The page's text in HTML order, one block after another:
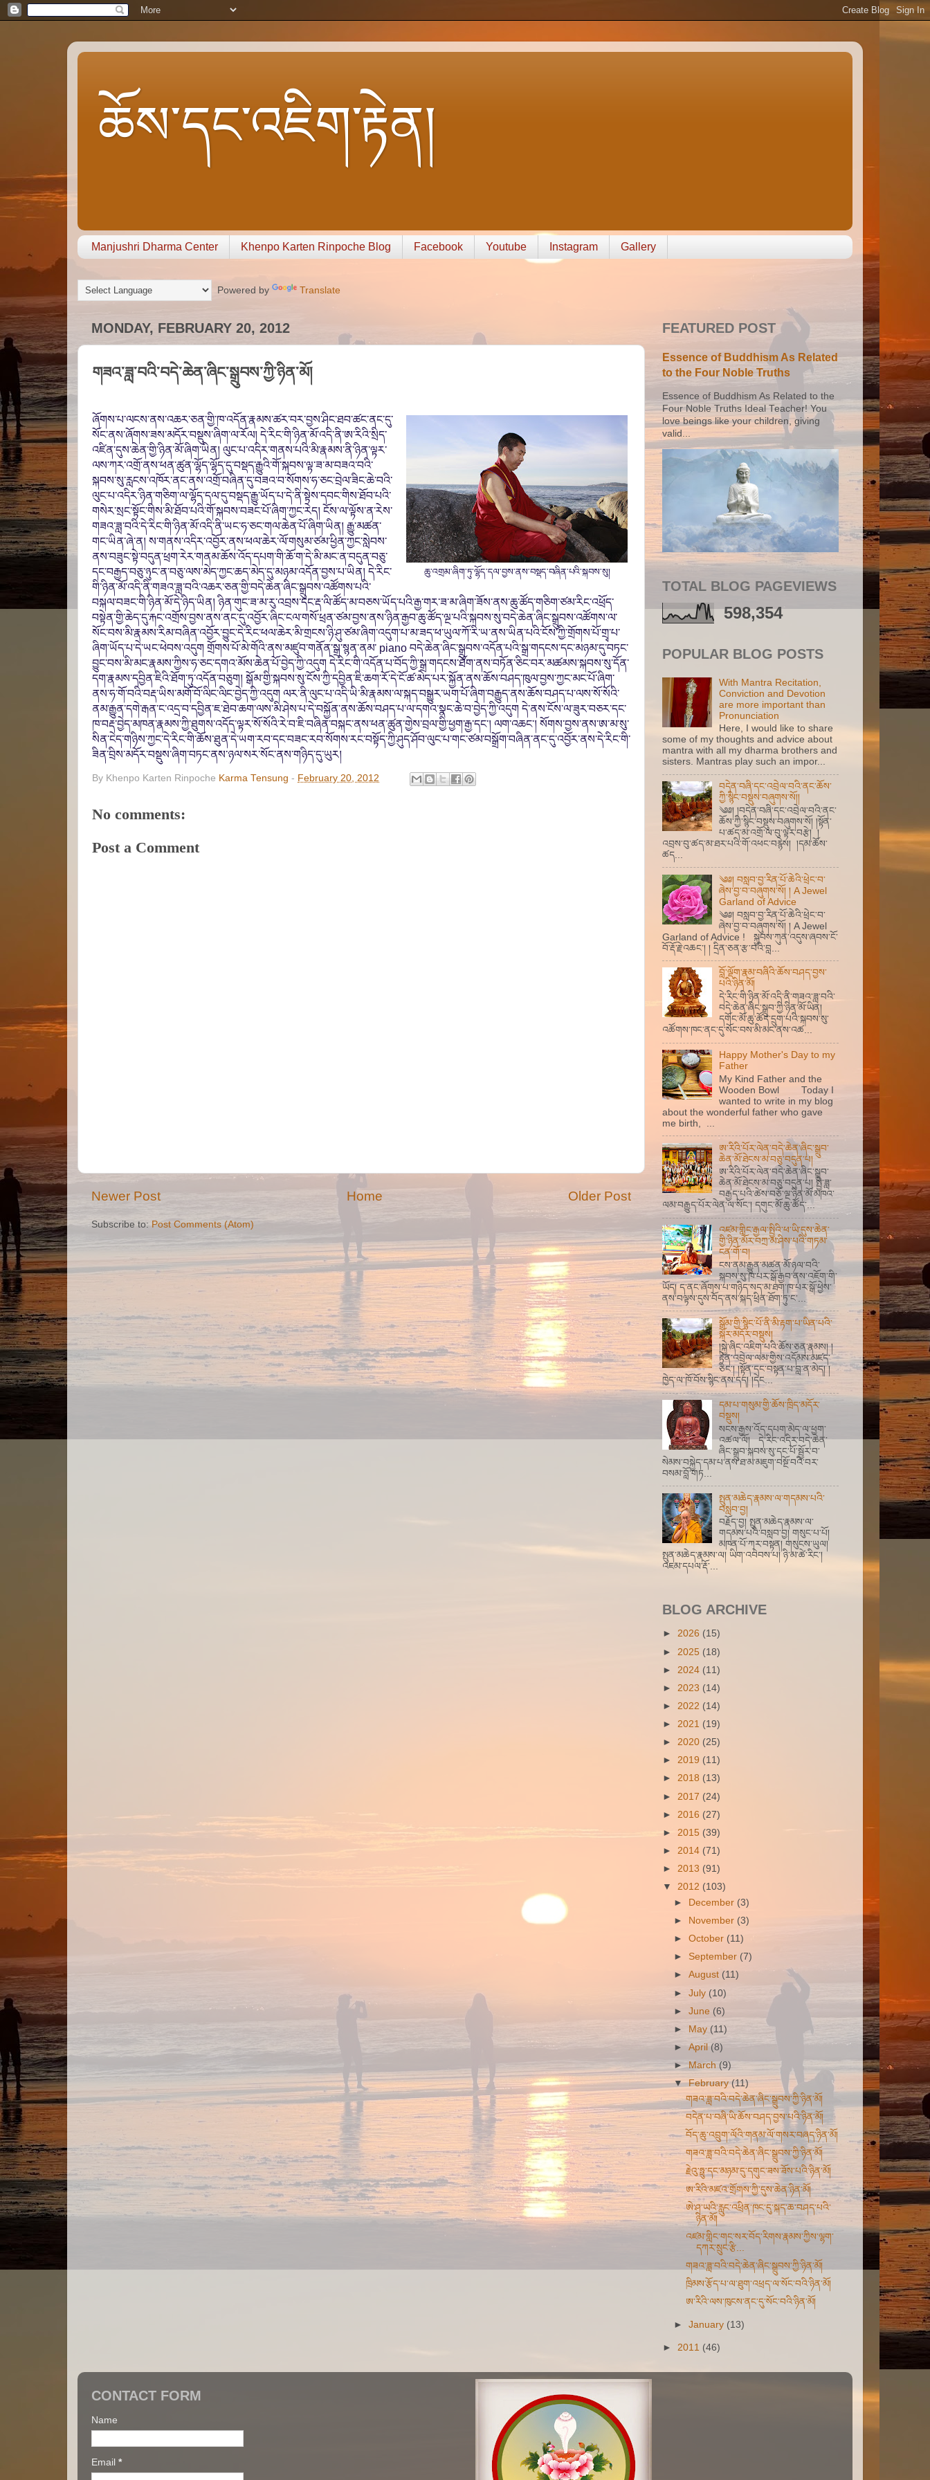
ཆོས་དང་འཇིག་རྟེན།
Manjushri Dharma Center Khenpo Karten Rinpoche Blog Facebook Youtube Instagram Gallery
Powered by Translate
MONDAY, FEBRUARY 20, 2012
གཟའ་ཟླ་བའི་བདེ་ཆེན་ཞིང་སྒྲུབས་ཀྱི་ཉིན་མོ།
ཆུ་འགྲམ་ཞིག་ཏུ་ལྷོད་དལ་བྱས་ནས་བསྡད་བཞིན་པའི་སྐབས་སུ།
ཞོགས་པ་ལངས་ནས་འཆར་ཅན་གྱི་ཁ་འདོན་རྣམས་ཚར་བར་བྱས་ཤིང་ཐབ་ཚང་ནང་དུ་
སོང་ནས་ཞོགས་ཟས་མདོར་བསྡུས་ཞིག་ལ་རོལ། དེ་རིང་གི་ཉིན་མོ་འདི་ནི་ཨ་རིའི་སྲིད་
འཛིན་དུས་ཆེན་གྱི་ཉིན་མོ་ཞིག་ཡིན། ལུང་པ་འདིར་གནས་པའི་མི་རྣམས་ནི་ཉིན་ལྟར་
ལས་ཀར་འགྲོ་ནས་ཕན་ཚུན་ལྷོད་ལྷོད་དུ་བསྡད་རྒྱུའི་གོ་སྐབས་ལྟ་ཟ་མ་བཟའ་བའི་
སྐབས་སུ་རླངས་འཁོར་ནང་ནས་འགྲོ་བཞིན་དུ་བཟའ་བ་སོགས་ཧ་ཅང་བྲེལ་ཟིང་ཆེ་བའི་
ལུང་པ་འདིར་ཉིན་གཅིག་ལ་ལྷོད་དལ་དུ་བསྡད་རྒྱུ་ཡོད་པ་དེ་ནི་སྟེས་དབང་གིས་ཐོབ་པའི་
གསེར་སྲང་སྟོང་གིས་མི་ཐོབ་པའི་གོ་སྐབས་བཟང་པོ་ཞིག་ཀྱང་རེད། ངོས་ལ་ལྟོས་ན་རེས་
གཟའ་ཟླ་བའི་དེ་རིང་གི་ཉིན་མོ་འདི་ནི་ཡང་ཧ་ཅང་གལ་ཆེན་པོ་ཞིག་ཡིན། རྒྱུ་མཚན་
གང་ཡིན་ཞེ་ན། ས་གནས་འདིར་འབྱོར་ནས་ཕལ་ཆེར་ལོ་གསུམ་ཙམ་ཕྱིན་ཀྱང་སླེབས་
ནས་བཟུང་སྟེ་བདུན་ཕྲག་རེར་གནམ་ཆོས་འོད་དཔག་གི་ཆོ་ག་དེ་མི་མང་ན་བདུན་བཅུ་
དང་བརྒྱད་བཅུ་ཉུང་ན་བཅུ་ལས་མེད་ཀྱང་ཆད་མེད་དུ་མཉམ་འདོན་བྱས་པ་ཡིན། དེ་རིང་
གི་ཉིན་མོ་འདི་ནི་གཟའ་ཟླ་བའི་འཆར་ཅན་གྱི་བདེ་ཆེན་ཞིང་སྒྲུབས་འཚོགས་པའི་
བསྐལ་བཟང་གི་ཉིན་མོ་དེ་ཉིད་ཡིན། ཉིན་གུང་ཟ་མ་རུ་འབྲས་དང་རྡ་ལི་ཚོད་མ་བཅས་ཡོད་པའི་རྒྱ་གར་ཟ་མ་ཞིག་ཟོས་ནས་ཆུ་ཚོད་གཅིག་ཙམ་རིང་འཕྲོད་
བསྟེན་གྱི་ཆེད་དུ་རྐང་འགྲོས་བྱས་ནས་ནང་དུ་འབྱོར་ཞིང་ངལ་གསོ་ཕྲན་ཙམ་བྱས་ནས་ཉིན་རྒྱབ་ཆུ་ཚོད་ལྔ་པའི་སྐབས་སུ་བདེ་ཆེན་ཞིང་སྒྲུབས་འཚོགས་ལ་
སོང་བས་མི་རྣམས་རིམ་བཞིན་འབྱོར་བྱུང་དེ་རིང་ཕལ་ཆེར་མི་གྲངས་ཉི་ཤུ་ཙམ་ཞིག་འདུག་པ་མ་ཟད་ཕ་ཡུལ་ཀོ་རི་ཡ་ནས་ཡིན་པའི་ངོས་ཀྱི་གྲོགས་པོ་གྲྭ་པ་
ཞིག་ཡོད་པ་དེ་ཡང་ཕེབས་འདུག གྲོགས་པོ་མེ་གོའི་ནས་མཛུབ་གནོན་སྒྲ་སྙན་ནམ་ piano བདེ་ཆེན་ཞིང་སྒྲུབས་འདོན་པའི་སྒྲ་གདངས་དང་མཉམ་དུ་བཏང་
བྱུང་བས་མི་མང་རྣམས་ཀྱིས་ཧ་ཅང་དགའ་མོས་ཆེན་པོ་བྱེད་ཀྱི་འདུག དེ་རིང་གི་འདོན་པ་བོད་ཀྱི་སྒྲ་གདངས་ཐོག་ནས་བཏོན་ཅིང་བར་མཚམས་སྐབས་སུ་དོན་
དག་རྣམས་དབྱིན་ཇིའི་ཐོག་ཏུ་འདོན་བཅུག། སྒོམ་གྱི་སྐབས་སུ་ངོས་ཀྱི་དབྱིན་ཇི་ཆག་རོ་དེ་ངོ་ཚ་མེད་པར་སྐྱོན་ནས་ཆོས་བཤད་ཁུལ་བྱས་ཀྱང་མང་པོ་ཞིག་
ནས་ཧ་གོ་བའི་བརྡ་ཡིས་མགོ་བོ་ལིང་ལིང་བྱེད་ཀྱི་འདུག ལར་ནི་ལུང་པ་འདི་ཡི་མི་རྣམས་ལ་སྐད་བསྒྱུར་ཡག་པོ་ཞིག་བརྒྱུད་ནས་ཆོས་བཤད་པ་ལས་སོ་སོའི་
ནམ་རྒྱུན་དགེ་རྒན་ང་འདྲ་བ་དབྱིན་ཇ་ཐེབ་ཆག་ལས་མི་ཤེས་པ་དེ་བསྐྱོན་ནས་ཆོས་བཤད་པ་ལ་དགའ་སྣང་ཆེ་བ་བྱེད་ཀྱི་འདུག དེ་ནས་ངོས་ལ་ཟུར་བཅར་དང་
ཁ་བརྡ་བྱེད་མཁན་རྣམས་ཀྱི་ཐུགས་འདོད་ལྟར་སོ་སོའི་རེ་བ་ཇི་བཞིན་བསྐང་ནས་ཕན་ཚུན་གྱེས་བྲལ་གྱི་ཕྱག་རྒྱ་དང་། ལག་འཆང་། སོགས་བྱས་ནས་ཨ་མ་སུ་
སིན་ངེད་གཉིས་ཀྱང་དེ་རིང་གི་ཆོས་ཐུན་དེ་ཡག་རབ་དང་བཟང་རབ་སོགས་རང་བསྟོད་ཀྱི་ཤུད་ཤོབ་ལུང་པ་གང་ཙམ་བསྒྲོག་བཞིན་ནང་དུ་འབྱོར་ནས་དེ་རིང་གི་
ཟིན་བྲིས་མདོར་བསྡུས་ཞིག་བཏང་ནས་ཉལ་སར་སོང་ནས་གཉིད་དུ་ཡུར།
By Khenpo Karten Rinpoche Karma Tensung - February 20, 2012
No comments:
Post a Comment
Newer Post Older Post
Home
Subscribe to: Post Comments (Atom)
FEATURED POST
Essence of Buddhism As Related
to the Four Noble Truths
Essence of Buddhism As Related to the
Four Noble Truths Ideal Teacher! You
love beings like your children, giving
valid...
TOTAL BLOG PAGEVIEWS
598,354
POPULAR BLOG POSTS
With Mantra Recitation,
Conviction and Devotion
are more important than
Pronunciation
Here, I would like to share
some of my thoughts and advice about
mantra with all my dharma brothers and
sisters. Mantras play such an impor...
བདེན་བཞི་དང་འབྲེལ་བའི་ནང་ཆོས་
ཀྱི་སྙིང་བསྡུས་བཞུགས་སོ།།
༄༅། །བདེན་བཞི་དང་འབྲེལ་བའི་ནང་
ཆོས་ཀྱི་སྙིང་བསྡུས་བཞུགས་སོ། །སྟོན་
པ་ཚད་མ་འགྲོ་ལ་བུ་ལྟར་བརྩེ། །
འབྲས་བུ་ཚད་མ་ཐར་པའི་གོ་འཕང་བརྙེས། །དམ་ཆོས་
ཚད...
༄༅། བསླབ་བྱ་རིན་པོ་ཆེའི་ཕྲེང་བ་
ཞེས་བྱ་བ་བཞུགས་སོ། ། A Jewel
Garland of Advice
༄༅། བསླབ་བྱ་རིན་པོ་ཆེའི་ཕྲེང་བ་
ཞེས་བྱ་བ་བཞུགས་སོ། ། A Jewel
Garland of Advice ! སྐྱབས་ཀུན་འདུས་ཞབས་ངོ་
བོ་རྡོ་རྗེ་འཆང་། ། དྲིན་ཅན་རྩ་བའི་བླ...
བློ་ལྡོག་རྣམ་བཞིའི་ཆོས་བཤད་བྱས་
པའི་ཉིན་མོ།
དེ་རིང་གི་ཉིན་མོ་འདི་ནི་གཟའ་ཟླ་བའི་
བདེ་ཆེན་ཞིང་སྒྲུབ་ཀྱི་ཉིན་མོ་ཡིན།
དགོང་མོ་ཆུ་ཚོད་དྲུག་པའི་སྐབས་སུ་
འཚོགས་ཁང་ནང་དུ་སོང་བས་མི་མང་ནས་འཚ...
Happy Mother's Day to my
Father
My Kind Father and the
Wooden Bowl Today I
wanted to write in my blog
about the wonderful father who gave
me birth, ...
ཨ་རིའི་པོར་ལེན་བདེ་ཆེན་ཞིང་སྒྲུབ་
ཆེན་མོ་ཐེངས་མ་བཅུ་བདུན་པ།
ཨ་རིའི་པོར་ལེན་བདེ་ཆེན་ཞིང་སྒྲུབ་
ཆེན་མོ་ཐེངས་མ་བཅུ་བདུན་པ། སྤྱི་ཟླ་
བརྒྱད་པའི་ཚེས་བཅོ་ལྔ་ཉིན་མོ་མཁའ་
ལམ་བརྒྱུད་པོར་ལེན་ལ་སོང་། དགུང་མོ་ཆུ་ཚོད་...
འཛམ་གླིང་རྒྱལ་སྤྱིའི་ཕ་ཡི་དུས་ཆེན་
གྱི་ཉིན་མོར་བཀྲ་མ་ཤིས་པའི་གཏམ་
ངན་གོ་བ།
ངས་ནམ་རྒྱུན་མཚན་མོ་ཉལ་བའི་
སྐབས་སུ་ཁ་པར་སྒོ་རྒྱབ་ནས་འཇོག་གི་
ཡོད། ད་ནང་ཞོགས་པ་གཉིད་སད་མ་ཐག་ཁ་པར་སྒོ་ཕྱེས་
ནས་བལྟས་དུས་བོད་ནས་སྐད་ཕྲིན་ཐོག་ཏུ་ང་...
སྒོམ་གྱི་སྙིང་པོ་ནི་མི་རྟག་པ་ཡིན་པའི་
སྐོར་མདོར་བསྡུས།
།སྐྱེ་ཞིང་འཇིག་པའི་ཆོས་ཅན་རྣམས། །
རྟེན་འབྲེལ་ལམ་གྱིས་འདོམས་མཛད་
ཅིང་། །སྟོན་དང་བསྟན་པ་བླ་ན་མེད། །
ཁྱེད་ལ་ཁོ་བོས་སྙིང་ནས་དད། །དེང...
དམ་པ་གསུམ་གྱི་ཆོས་ཁྲིད་མདོར་
བསྡུས།
སངས་རྒྱས་འོད་དཔག་མེད་ལ་ཕྱག་
འཚལ་ལོ། དེ་རིང་འདིར་བདེ་ཆེན་
ཞིང་སྒྲུབ་སྐབས་སུ་དང་པོ་སྦྱོར་བ་
སེམས་བསྐྱེད་དམ་པ་ནས་ཐ་མ་མཇུག་བསྔོ་བའི་བར་
བསམ་བློ་གཏ...
སྤུན་མཆེད་རྣམས་ལ་གདམས་པའི་
བསླབ་བྱ།
བརྗོད་བྱ། སྤུན་མཆེད་རྣམས་ལ་
གདམས་པའི་བསླབ་བྱ། གསུང་པ་པོ།
མཁན་པོ་ཀར་བསྟན། གསུངས་ཡུལ།
སྤུན་མཆེད་རྣམས་ལ། ཡིག་འབེབས་པ། ཉི་མ་ཚེ་རིང་།
འཇམ་དཔལ་རྡོ་...
BLOG ARCHIVE
► 2026 (15)
► 2025 (18)
► 2024 (11)
► 2023 (14)
► 2022 (14)
► 2021 (19)
► 2020 (25)
► 2019 (11)
► 2018 (13)
► 2017 (24)
► 2016 (27)
► 2015 (39)
► 2014 (71)
► 2013 (91)
▼ 2012 (103)
►
December (3)
►
November (3)
►October (11)
► September (7)
►August (11)
►July (10)
►June (6)
►
May (11)
►April(8)
►March (9)
▼February(11)
གཟའ་ཟླ་བའི་བདེ་ཆེན་ཞིང་སྒྲུབས་ཀྱི་ཉིན་མོ།
བདེན་པ་བཞི་ཡི་ཆོས་བཤད་བྱས་པའི་ཉིན་མོ།
བོད་ཆུ་འབྲུག་ལོའི་གནམ་ལོ་གསར་བཞད་ཉིན་མོ།
གཟའ་ཟླ་བའི་བདེ་ཆེན་ཞིང་སྒྲུབས་ཀྱི་ཉིན་མོ།
རྗེའུ་ཧྥུ་དང་མཉམ་དུ་དགུང་ཟས་ཟོས་པའི་ཉིན་མོ།
ཨ་རིའི་མཛའ་གྲོགས་ཀྱི་དུས་ཆེན་ཉིན་མོ།
ཨེ་ཤ་ཡའི་རླུང་འཕྲིན་ཁང་དུ་སྐད་ཆ་བཤད་པའི་
ཉིན་མོ།
འཛམ་གླིང་གང་སར་བོད་རིགས་རྣམས་ཀྱིས་ལྷག་
དཀར་སྲུང་རྩི...
གཟའ་ཟླ་བའི་བདེ་ཆེན་ཞིང་སྒྲུབས་ཀྱི་ཉིན་མོ།
ཁྲིམས་རྩོད་པ་ལ་ཐུག་འཕྲད་ལ་སོང་བའི་ཉིན་མོ།
ཨ་རིའི་ལས་ཁུངས་ནང་དུ་སོང་བའི་ཉིན་མོ།
►January (13)
► 2011 (46)
CONTACT FORM
Name
Email *